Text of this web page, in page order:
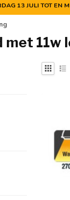
13 JULI TOT EN
11w